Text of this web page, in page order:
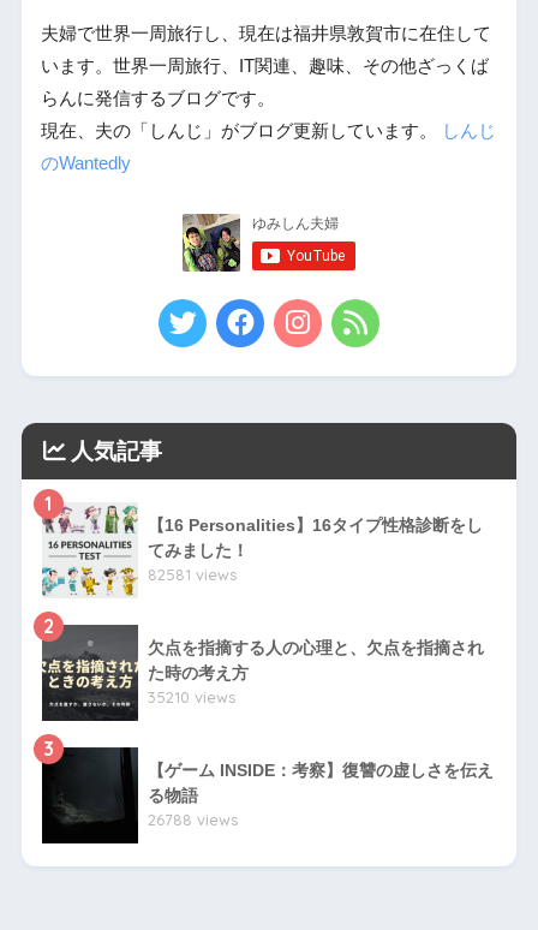
夫婦で世界一周旅行し、現在は福井県敦賀市に在住して
います。世界一周旅行、IT関連、趣味、その他ざっくば
らんに発信するブログです。
現在、夫の「しんじ」がブログ更新しています。
しんじ
のWantedly
人気記事
1
【16 Personalities】16タイプ性格診断をし
てみました！
82581 views
2
欠点を指摘する人の心理と、欠点を指摘され
た時の考え方
35210 views
3
【ゲーム INSIDE：考察】復讐の虚しさを伝え
る物語
26788 views